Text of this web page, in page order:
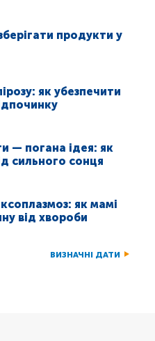
продукти у
як убезпечити
— погана ідея: як
сильного сонця
як мамі
від хвороби
ВИЗНАЧНІ ДАТИ